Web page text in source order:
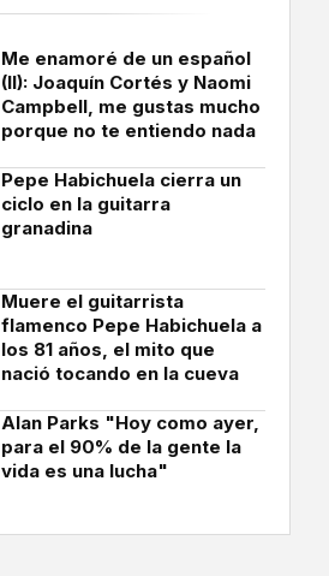
Me enamoré de un español
(II): Joaquín Cortés y Naomi
Campbell, me gustas mucho
porque no te entiendo nada
Pepe Habichuela cierra un
ciclo en la guitarra
granadina
Muere el guitarrista
flamenco Pepe Habichuela a
los 81 años, el mito que
nació tocando en la cueva
Alan Parks "Hoy como ayer,
para el 90% de la gente la
vida es una lucha"